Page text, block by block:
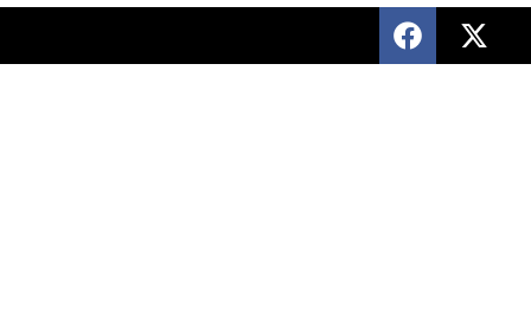
SENEGAL : Nomination d’un nouveau